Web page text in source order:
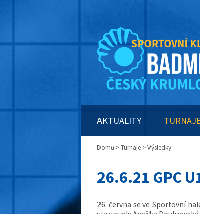
AKTUALITY
Domů >Turnaje > Výsledky
26.6.21 GPC
26. června se ve Sportovní